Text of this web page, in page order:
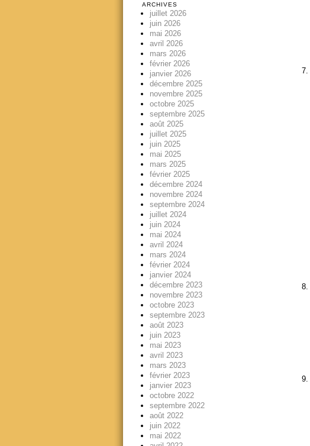
ARCHIVES
juillet 2026
juin 2026
mai 2026
avril 2026
mars 2026
février 2026
janvier 2026
décembre 2025
novembre 2025
octobre 2025
septembre 2025
août 2025
juillet 2025
juin 2025
mai 2025
mars 2025
février 2025
décembre 2024
novembre 2024
septembre 2024
juillet 2024
juin 2024
mai 2024
avril 2024
mars 2024
février 2024
janvier 2024
décembre 2023
novembre 2023
octobre 2023
septembre 2023
août 2023
juin 2023
mai 2023
avril 2023
mars 2023
février 2023
janvier 2023
octobre 2022
septembre 2022
août 2022
juin 2022
mai 2022